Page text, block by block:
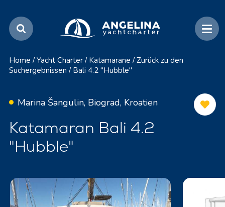
Home / Yacht Charter / Katamarane / Zurück zu den
Suchergebnissen / Bali 4.2 "Hubble"
Marina Šangulin, Biograd, Kroatien
Katamaran Bali 4.2
"Hubble"